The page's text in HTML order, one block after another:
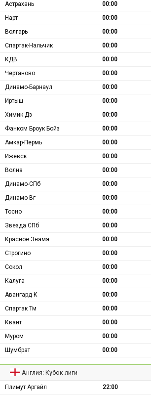
Астрахань
00:00
Нарт
00:00
Волгарь
00:00
Спартак-Нальчик
00:00
КДВ
00:00
Чертаново
00:00
Динамо-Барнаул
00:00
Иртыш
00:00
Химик Дз
00:00
Фанком Броук Бойз
00:00
Амкар-Пермь
00:00
Ижевск
00:00
Волна
00:00
Динамо-СПб
00:00
Динамо Вг
00:00
Тосно
00:00
Звезда СПб
00:00
Красное Знамя
00:00
Строгино
00:00
Сокол
00:00
Калуга
00:00
Авангард К
00:00
Спартак Тм
00:00
Квант
00:00
Муром
00:00
Шумбрат
00:00
Англия: Кубок лиги
Плимут Аргайл 22:00